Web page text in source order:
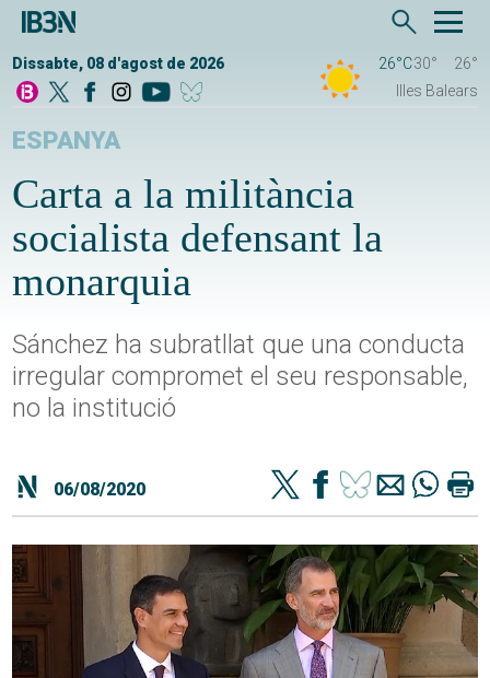
Dissabte, 08 d'agost de 2026 26°C30°
26°
Illes Balears
ESPANYA
Carta a la militància
socialista defensant la
monarquia
Sánchez ha subratllat que una conducta
irregular compromet el seu responsable,
no la institució
06/08/2020